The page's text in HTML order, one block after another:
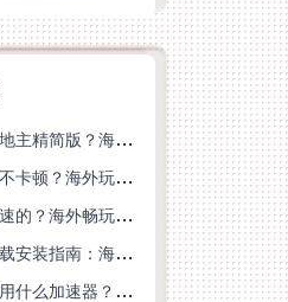
巴西怎么玩边锋四人斗地主精简版？海外游戏党的加速器终极选择
巴西怎么玩新笑傲江湖不卡顿？海外玩家国服游戏加速终极指南（附猫和老鼠一梦江湖实测）
英国打明日之后怎么提速的？海外畅玩国服游戏终极指南
足球世界国外加速器下载安装指南：海外党畅玩国服游戏的终极解决方案
国外玩合金弹头：觉醒用什么加速器？一份写给海外游子的畅玩指南